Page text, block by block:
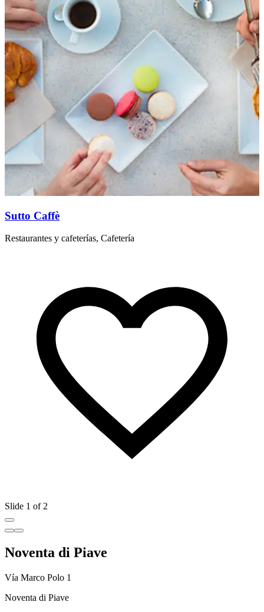
Sutto Caffè
Restaurantes y cafeterías, Cafetería
Slide 1 of 2
Noventa di Piave
Vía Marco Polo 1
Noventa di Piave